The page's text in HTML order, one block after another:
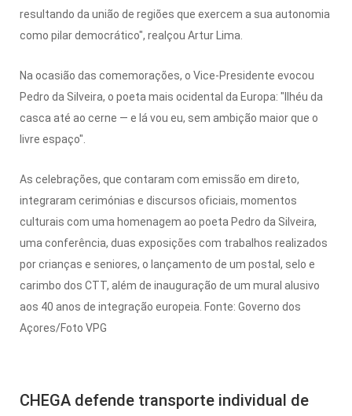
resultando da união de regiões que exercem a sua autonomia
como pilar democrático", realçou Artur Lima.
Na ocasião das comemorações, o Vice-Presidente evocou
Pedro da Silveira, o poeta mais ocidental da Europa: "Ilhéu da
casca até ao cerne — e lá vou eu, sem ambição maior que o
livre espaço".
As celebrações, que contaram com emissão em direto,
integraram cerimónias e discursos oficiais, momentos
culturais com uma homenagem ao poeta Pedro da Silveira,
uma conferência, duas exposições com trabalhos realizados
por crianças e seniores, o lançamento de um postal, selo e
carimbo dos CTT, além de inauguração de um mural alusivo
aos 40 anos de integração europeia. Fonte: Governo dos
Açores/Foto VPG
CHEGA defende transporte individual de